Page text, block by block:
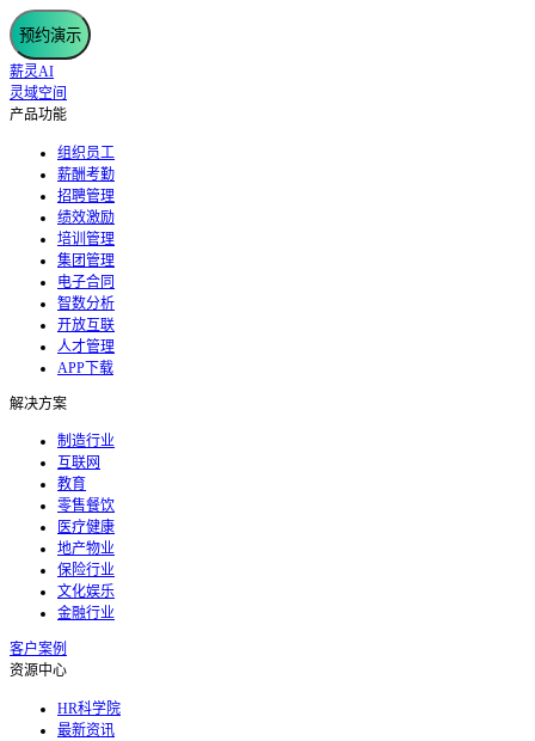
预约演示
薪灵AI
灵域空间
产品功能
组织员工
薪酬考勤
招聘管理
绩效激励
培训管理
集团管理
电子合同
智数分析
开放互联
人才管理
APP下载
解决方案
制造行业
互联网
教育
零售餐饮
医疗健康
地产物业
保险行业
文化娱乐
金融行业
客户案例
资源中心
HR科学院
最新资讯